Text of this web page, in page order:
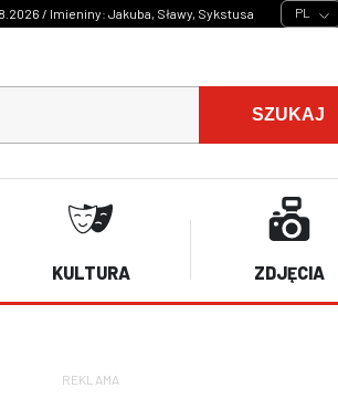
/ Imieniny: Jakuba, Sławy, Sykstusa PL
SZUKAJ
KULTURA ZDJĘCIA
REKLAMA